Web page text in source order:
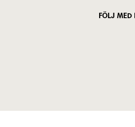
FÖLJ MED